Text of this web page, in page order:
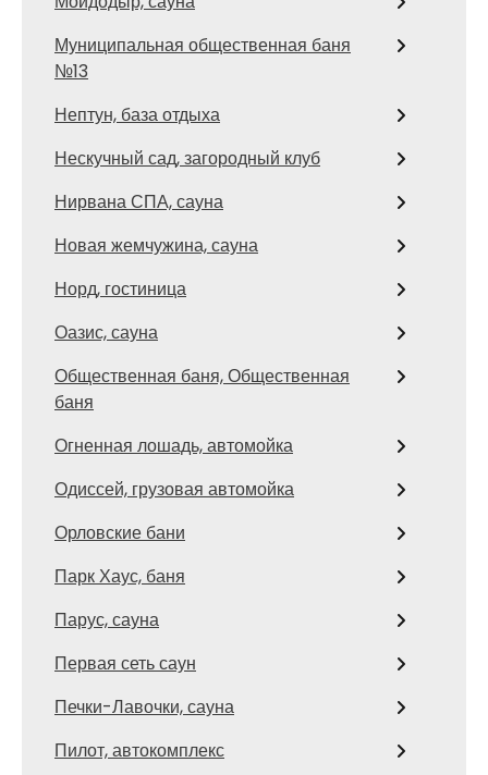
Муниципальная общественная баня
№13
Нептун, база отдыха
Нескучный сад, загородный клуб
Нирвана СПА, сауна
Новая жемчужина, сауна
Норд, гостиница
Оазис, сауна
Общественная баня, Общественная
баня
Огненная лошадь, автомойка
Одиссей, грузовая автомойка
Орловские бани
Парк Хаус, баня
Парус, сауна
Первая сеть саун
Печки-Лавочки, сауна
Пилот, автокомплекс